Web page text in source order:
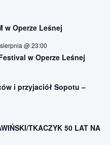
w Operze Leśnej
@ 23:00
w Operze Leśnej
i przyjaciół Sopotu –
TKACZYK 50 LAT NA